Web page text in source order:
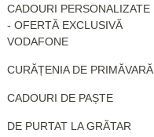
CADOURI PERSONALIZATE
- OFERTĂ EXCLUSIVĂ
VODAFONE
CURĂȚENIA DE PRIMĂVARĂ
CADOURI DE PAȘTE
DE PURTAT LA GRĂTAR